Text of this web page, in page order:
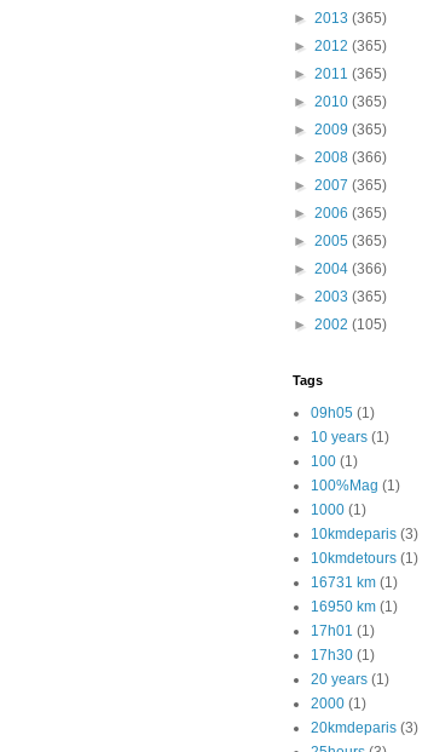
► 2013 (365)
► 2012 (365)
► 2011 (365)
► 2010 (365)
► 2009 (365)
► 2008 (366)
► 2007 (365)
► 2006 (365)
► 2005 (365)
► 2004 (366)
► 2003 (365)
► 2002 (105)
Tags
09h05 (1)
10 years (1)
100 (1)
100%Mag (1)
1000 (1)
10kmdeparis (3)
10kmdetours (1)
16731 km (1)
16950 km (1)
17h01 (1)
17h30 (1)
20 years (1)
2000 (1)
20kmdeparis (3)